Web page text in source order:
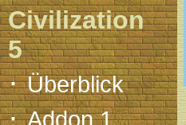
Civilization
5
·Überblick
·Addon 1